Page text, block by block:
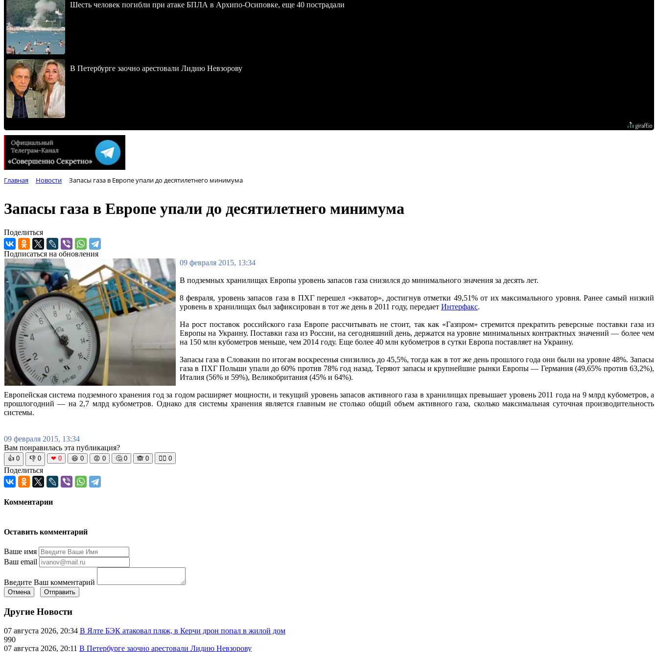
Шесть человек погибли при атаке БПЛА в Архипо-Осиповке, еще 40 пострадали
В Петербурге заочно арестовали Лидию Невзорову
Главная Новости Запасы газа в Европе упали до десятилетнего минимума
Запасы газа в Европе упали до десятилетнего минимума
Поделиться
Подписаться на обновления
09 февраля 2015, 13:34
В подземных хранилищах Европы уровень запасов газа снизился до минимального значения за десять лет.
8 февраля, уровень запасов газа в ПХГ перешел «экватор», достигнув отметки 49,51% от их максимального уровня. Ранее самый низкий
уровень в хранилищах был зафиксирован в тот же день в 2011 году, передает Интерфакс.
На рост поставок российского газа Европе рассчитывать не стоит, так как «Газпром» стремится прекратить реверсные поставки газа из
Европы на Украину. Поставки газа из России, на сегодняшний день, держатся на уровне минимальных контрактных значений — более чем
на 150 млн кубометров меньше, чем 2014 году. Еще более 40 млн кубометров в сутки Европа поставляет на Украину.
Запасы газа в Словакии по итогам воскресенья снизились до 45,5%, тогда как в тот же день прошлого года они были на уровне 48%. Запасы
газа в ПХГ Польши упали до 60% против 78% год назад. Теряют запасы и крупнейшие рынки Европы — Германия (49,65% против 63,2%),
Италия (56% и 59%), Великобритания (45% и 64%).
Европейская система подземного хранения год за годом расширяет мощности, и текущий уровень запасов активного газа в хранилищах превышает уровень 2011 года на 9 млрд кубометров, а
прошлогодний — на 2,7 млрд кубометров. Однако для системы хранения является главным не столько общий объем активного газа, сколько максимальная суточная производительность
системы.
09 февраля 2015, 13:34
Вам понравилась эта публикация?
👍 0 👎 0 ❤ 0 😆 0 😡 0 🤔 0 🙈 0 🧘‍♀️ 0
Поделиться
Комментарии
Оставить комментарий
Ваше имя
Ваш email
Введите Ваш комментарий
Отмена Отправить
Другие Новости
07 августа 2026, 20:34 В Ялте БЭК атаковал пляж, в Керчи дрон попал в жилой дом
990
07 августа 2026, 20:11 В Петербурге заочно арестовали Лидию Невзорову